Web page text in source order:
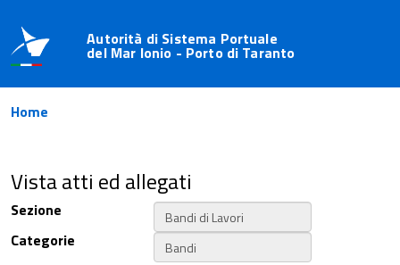
Autorità di Sistema Portuale
del Mar Ionio - Porto di Taranto
Home
Vista atti ed allegati
Sezione
Categorie